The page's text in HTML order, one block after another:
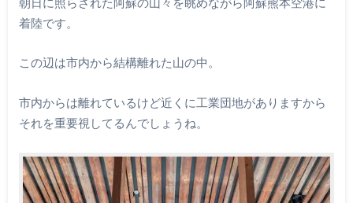
着陸です。
この辺は市内から結構離れた山の中。
市内からは離れているけど近くに工業団地がありますから
それを重要視してるんでしょうね。